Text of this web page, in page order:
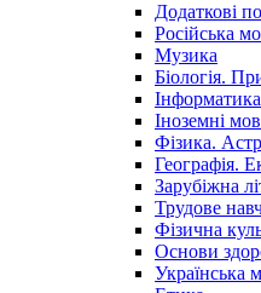
Додаткові
Російська
Музика
Біологія.
Інформатика
Іноземні
Фізика.
Географія.
Зарубіжна
Трудове
Фізична
Основи
Українська